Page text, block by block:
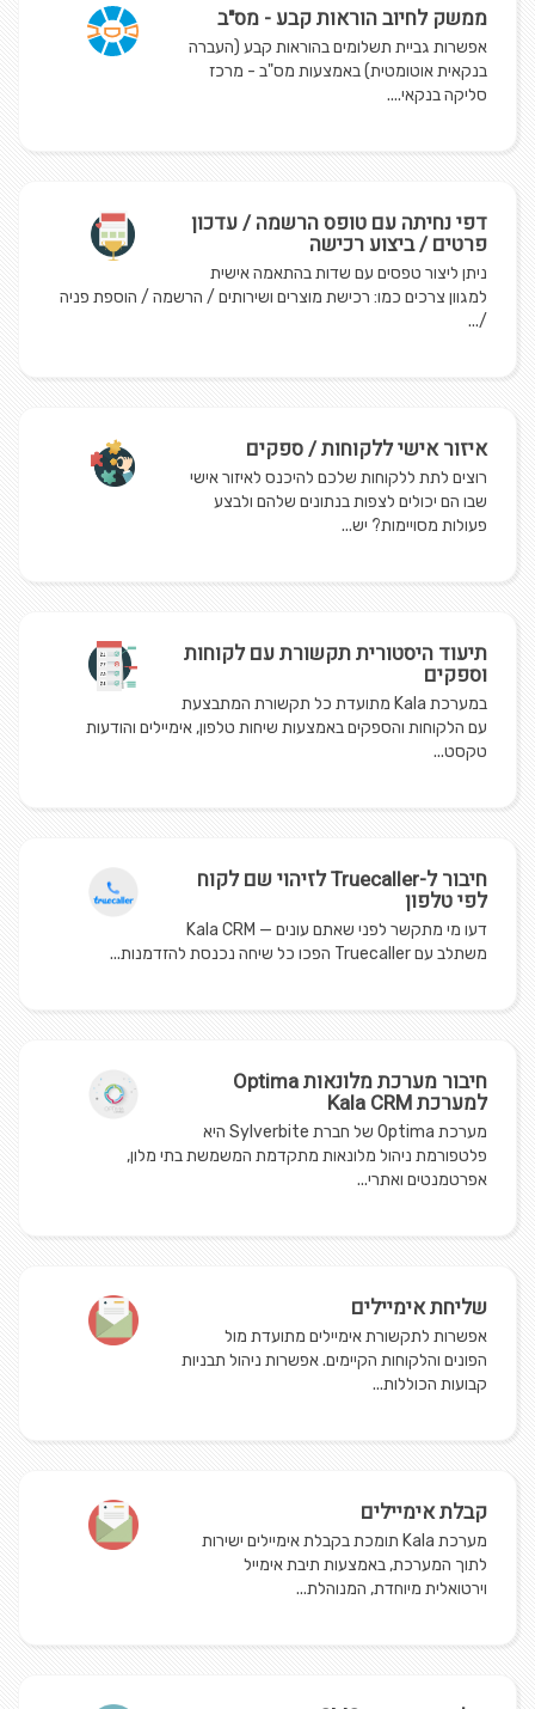
ממשק לחיוב הוראות קבע - מס"ב
אפשרות גביית תשלומים בהוראות קבע (העברה
בנקאית אוטומטית) באמצעות מס"ב - מרכז
סליקה בנקאי....
דפי נחיתה עם טופס הרשמה / עדכון
פרטים / ביצוע רכישה
ניתן ליצור טפסים עם שדות בהתאמה אישית
למגוון צרכים כמו: רכישת מוצרים ושירותים / הרשמה / הוספת פניה
/...
איזור אישי ללקוחות / ספקים
רוצים לתת ללקוחות שלכם להיכנס לאיזור אישי
שבו הם יכולים לצפות בנתונים שלהם ולבצע
פעולות מסויימות? יש...
תיעוד היסטורית תקשורת עם לקוחות
וספקים
במערכת Kala מתועדת כל תקשורת המתבצעת
עם הלקוחות והספקים באמצעות שיחות טלפון, אימיילים והודעות
טקסט...
חיבור ל-Truecaller לזיהוי שם לקוח
לפי טלפון
דעו מי מתקשר לפני שאתם עונים — Kala CRM
משתלב עם Truecaller הפכו כל שיחה נכנסת להזדמנות...
חיבור מערכת מלונאות Optima
למערכת Kala CRM
מערכת Optima של חברת Sylverbite היא
פלטפורמת ניהול מלונאות מתקדמת המשמשת בתי מלון,
אפרטמנטים ואתרי...
שליחת אימיילים
אפשרות לתקשורת אימיילים מתועדת מול
הפונים והלקוחות הקיימים. אפשרות ניהול תבניות
קבועות הכוללות...
קבלת אימיילים
מערכת Kala תומכת בקבלת אימיילים ישירות
לתוך המערכת, באמצעות תיבת אימייל
וירטואלית מיוחדת, המנוהלת...